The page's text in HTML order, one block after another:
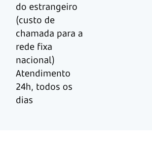
do estrangeiro
(custo de
chamada para a
rede fixa
nacional)
Atendimento
24h, todos os
dias